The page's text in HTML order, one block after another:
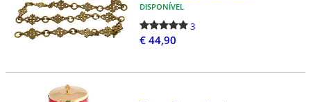
DISPONÍVEL
3
€ 44,90